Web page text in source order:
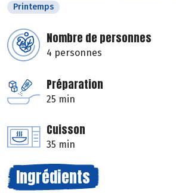
Printemps
Nombre de personnes
4 personnes
Préparation
25 min
Cuisson
35 min
Ingrédients